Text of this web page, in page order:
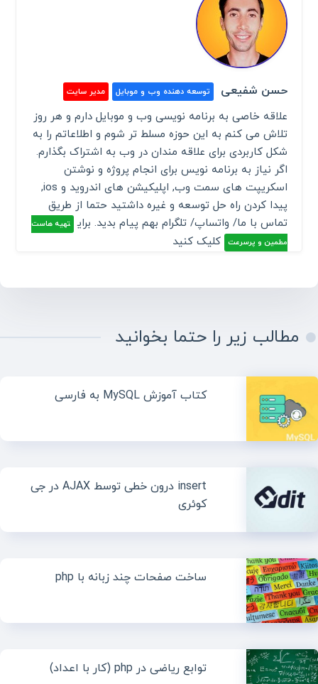
حسن شفیعی توسعه دهنده وب و موبایل مدیر سایت
علاقه خاصی به برنامه نویسی وب و موبایل دارم و هر روز
تلاش می کنم به این حوزه مسلط تر شوم و اطلاعاتم را به
شکل کاربردی برای علاقه مندان در وب به اشتراک بگذارم.
اگر نیاز به برنامه نویس برای انجام پروژه و نوشتن
اسکریپت های سمت وب, اپلیکیشن های اندروید و ios,
پیدا کردن راه حل توسعه و غیره داشتید حتما از طریق
تماس با ما/ واتساپ/ تلگرام بهم پیام بدید. برای
تهیه هاست
مطمین و پرسرعت
کلیک کنید
مطالب زیر را حتما بخوانید
کتاب آموزش MySQL به فارسی
insert درون خطی توسط AJAX در جی
کوئری
ساخت صفحات چند زبانه با php
توابع ریاضی در php (کار با اعداد)